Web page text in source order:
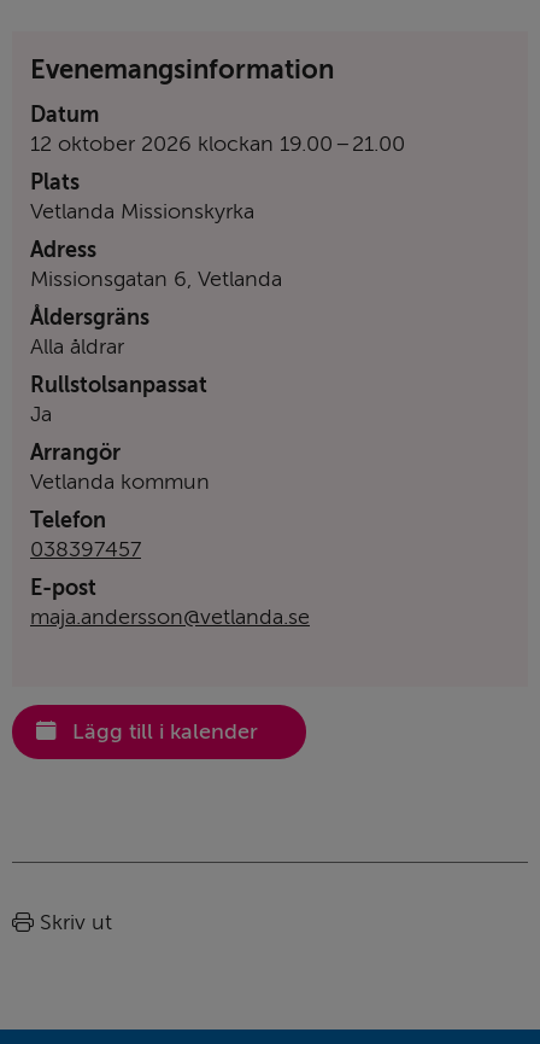
Evenemangsinformation
Datum
12 oktober 2026 klockan 19.00 – till
21.00
Plats
Vetlanda Missionskyrka
Adress
Missionsgatan 6, Vetlanda
Åldersgräns
Alla åldrar
Rullstolsanpassat
Ja
Arrangör
Vetlanda kommun
Telefon
038397457
E-post
maja.andersson@vetlanda.se
Lägg till i kalender
Skriv ut